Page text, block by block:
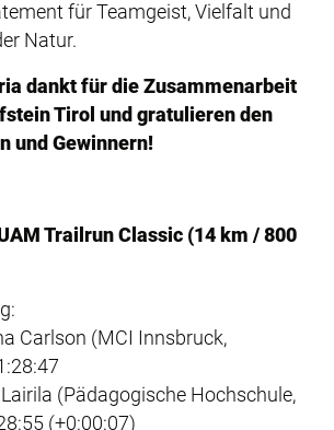
für Teamgeist, Vielfalt und
Natur.
dankt für die Zusammenarbeit
Tirol und gratulieren den
und Gewinnern!
Trailrun Classic (14 km / 800
Carlson (MCI Innsbruck,
(Pädagogische Hochschule,
(+0:00:07)